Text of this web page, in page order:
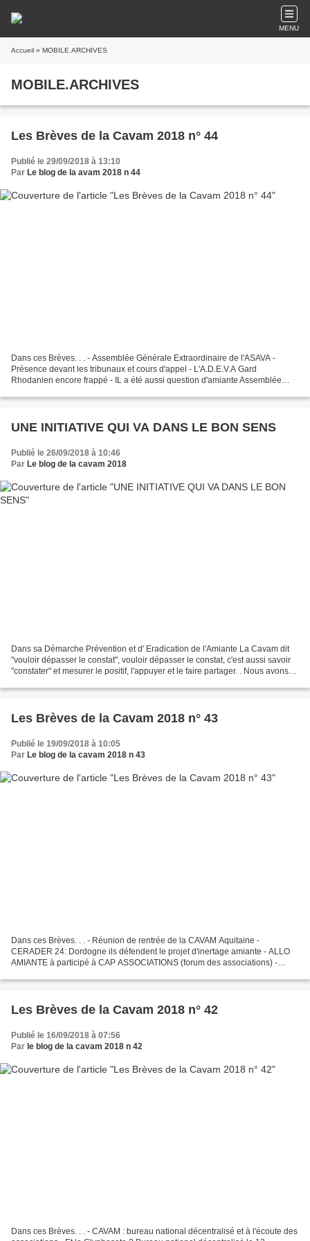
MENU
Accueil » MOBILE.ARCHIVES
MOBILE.ARCHIVES
Les Brèves de la Cavam 2018 n° 44
Publié le 29/09/2018 à 13:10
Par Le blog de la avam 2018 n 44
Dans ces Brèves. . . - Assemblée Générale Extraordinaire de l'ASAVA -
Présence devant les tribunaux et cours d'appel - L'A.D.E.V.A Gard
Rhodanien encore frappé - IL a été aussi question d'amiante Assemblée
UNE INITIATIVE QUI VA DANS LE BON SENS
Publié le 26/09/2018 à 10:46
Par Le blog de la cavam 2018
Dans sa Démarche Prévention et d' Eradication de l'Amiante La Cavam dit
"vouloir dépasser le constat", vouloir dépasser le constat, c'est aussi savoir
"constater" et mesurer le positif, l'appuyer et le faire partager. . Nous avons
Les Brèves de la Cavam 2018 n° 43
Publié le 19/09/2018 à 10:05
Par Le blog de la cavam 2018 n 43
Dans ces Brèves. . . - Réunion de rentrée de la CAVAM Aquitaine -
CERADER 24: Dordogne ils défendent le projet d'inertage amiante - ALLO
AMIANTE à participé à CAP ASSOCIATIONS (forum des associations) -
Les Brèves de la Cavam 2018 n° 42
Publié le 16/09/2018 à 07:56
Par le blog de la cavam 2018 n 42
Dans ces Brèves. . . - CAVAM : bureau national décentralisé et à l'écoute des